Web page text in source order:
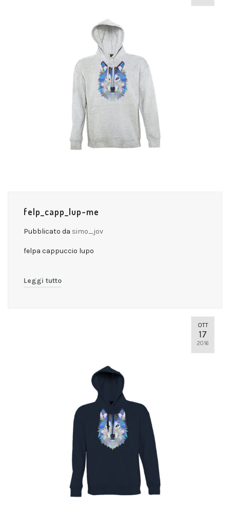
felp_capp_lup-me
Pubblicato da simo_jov
felpa cappuccio lupo
Leggi tutto
OTT
17
2016